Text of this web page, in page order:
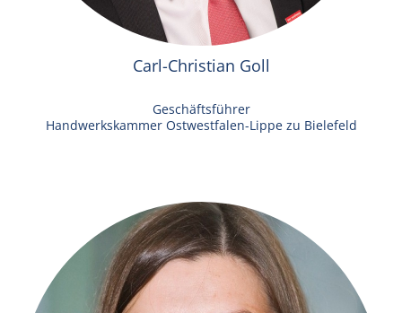
Carl-Christian Goll
Geschäftsführer
Handwerkskammer Ostwestfalen-Lippe zu Bielefeld